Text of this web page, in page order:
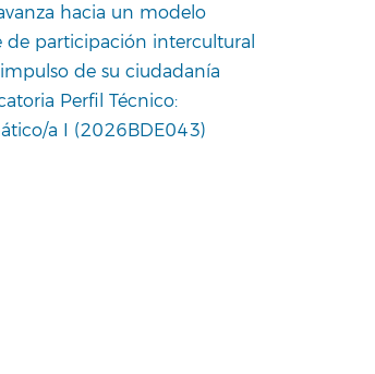
hacia un modelo
de participación intercultural
de su ciudadanía
Perfil Técnico:
a I (2026BDE043)